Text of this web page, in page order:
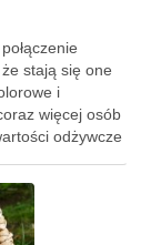
stają się one
i
więcej osób
odżywcze